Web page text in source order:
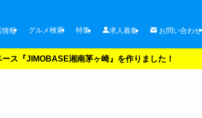
情報 グルメ検索 特集 求人募集 お問い合わせ
ス『JIMOBASE湘南茅ヶ崎』を作りました！